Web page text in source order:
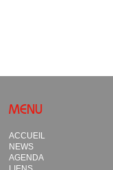
MENU
ACCUEIL
NEWS
AGENDA